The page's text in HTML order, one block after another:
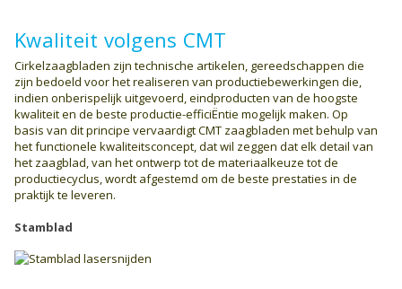
Kwaliteit volgens CMT
Cirkelzaagbladen zijn technische artikelen, gereedschappen die
zijn bedoeld voor het realiseren van productiebewerkingen die,
indien onberispelijk uitgevoerd, eindproducten van de hoogste
kwaliteit en de beste productie-efficiËntie mogelijk maken. Op
basis van dit principe vervaardigt CMT zaagbladen met behulp van
het functionele kwaliteits­concept, dat wil zeggen dat elk detail van
het zaagblad, van het ontwerp tot de materiaalkeuze tot de
productiecyclus, wordt afgestemd om de beste prestaties in de
praktijk te leveren.
Stamblad